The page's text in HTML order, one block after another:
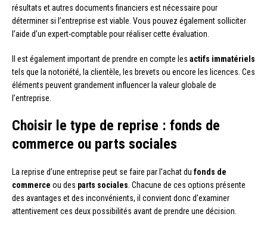
résultats et autres documents financiers est nécessaire pour
déterminer si l’entreprise est viable. Vous pouvez également solliciter
l’aide d’un expert-comptable pour réaliser cette évaluation.
Il est également important de prendre en compte les actifs immatériels
tels que la notoriété, la clientèle, les brevets ou encore les licences. Ces
éléments peuvent grandement influencer la valeur globale de
l’entreprise.
Choisir le type de reprise : fonds de
commerce ou parts sociales
La reprise d’une entreprise peut se faire par l’achat du fonds de
commerce ou des parts sociales . Chacune de ces options présente
des avantages et des inconvénients, il convient donc d’examiner
attentivement ces deux possibilités avant de prendre une décision.